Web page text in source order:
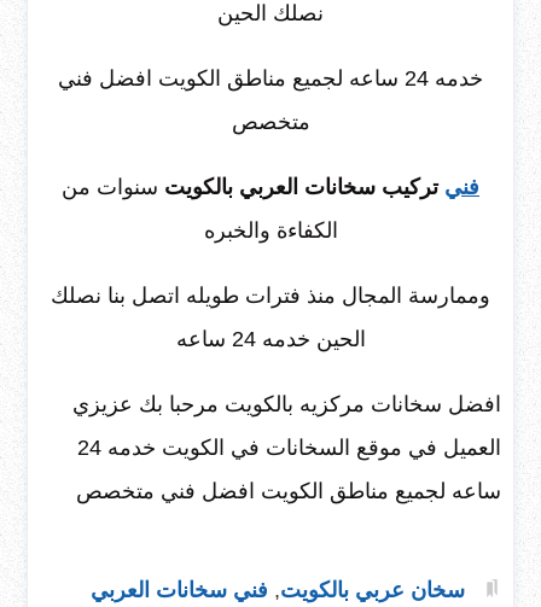
نصلك الحين
خدمه 24 ساعه لجميع مناطق الكويت افضل فني
متخصص
فني تركيب سخانات العربي بالكويت سنوات من
الكفاءة والخبره
وممارسة المجال منذ فترات طويله اتصل بنا نصلك
الحين خدمه 24 ساعه
افضل سخانات مركزيه بالكويت مرحبا بك عزيزي
العميل في موقع السخانات في الكويت خدمه 24
ساعه لجميع مناطق الكويت افضل فني متخصص
سخان عربي بالكويت, فني سخانات العربي